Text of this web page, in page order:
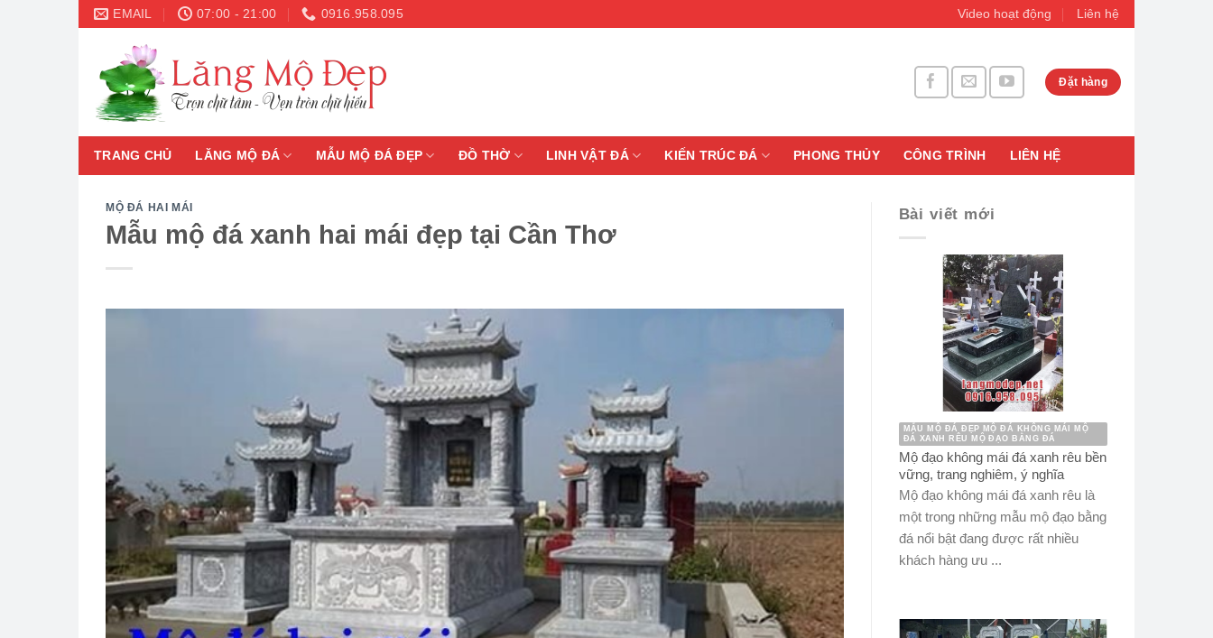
Skip
content
EMAIL 07:00 - 21:00 0916.958.095 Video hoạt động Liên hệ
Đặt hàng
TRANG CHỦ LĂNG MỘ ĐÁ MẪU MỘ ĐÁ ĐẸP ĐỒ THỜ LINH VẬT ĐÁ KIẾN TRÚC ĐÁ PHONG THỦY CÔNG TRÌNH LIÊN HỆ
MỘ ĐÁ HAI MÁI
Mẫu mộ đá xanh hai mái đẹp tại Cần Thơ
Bài viết mới
MẪU MỘ ĐÁ ĐẸP MỘ ĐÁ KHÔNG MÁI MỘ
ĐÁ XANH RÊU MỘ ĐẠO BẰNG ĐÁ
Mộ đạo không mái đá xanh rêu bền
vững, trang nghiêm, ý nghĩa
Mộ đạo không mái đá xanh rêu là
một trong những mẫu mộ đạo bằng
đá nổi bật đang được rất nhiều
khách hàng ưu ...